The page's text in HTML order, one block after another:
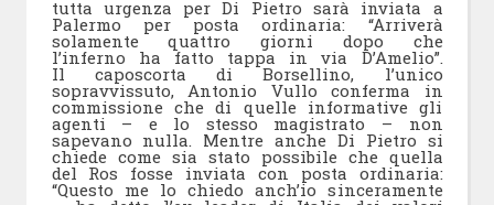
tutta urgenza per Di Pietro sarà inviata a
Palermo per posta ordinaria: “Arriverà
solamente quattro giorni dopo che
l’inferno ha fatto tappa in via D’Amelio”.
Il caposcorta di Borsellino, l’unico
sopravvissuto, Antonio Vullo conferma in
commissione che di quelle informative gli
agenti – e lo stesso magistrato – non
sapevano nulla. Mentre anche Di Pietro si
chiede come sia stato possibile che quella
del Ros fosse inviata con posta ordinaria:
“Questo me lo chiedo anch’io sinceramente